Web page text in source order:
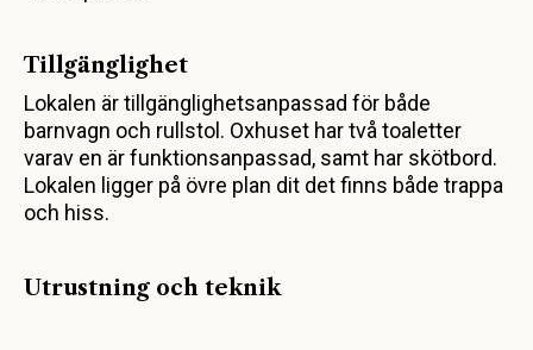
Tillgänglighet
Lokalen är tillgänglighetsanpassad för både
barnvagn och rullstol. Oxhuset har två toaletter
varav en är funktionsanpassad, samt har skötbord.
Lokalen ligger på övre plan dit det finns både trappa
och hiss.
Utrustning och teknik